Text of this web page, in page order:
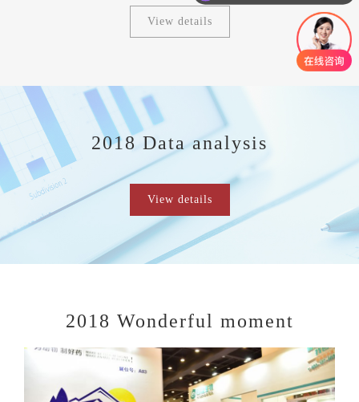
View details
2018 Data analysis
View details
2018 Wonderful moment